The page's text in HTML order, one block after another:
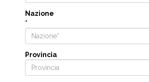
Nazione
*
Provincia